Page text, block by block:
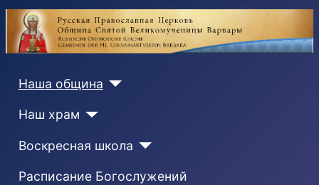
Наша община
Наш храм
Воскресная школа
Расписание Богослужений